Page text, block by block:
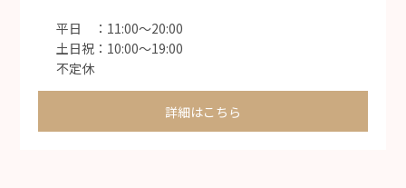
平日 ：11:00〜20:00
土日祝：10:00〜19:00
不定休
詳細はこちら